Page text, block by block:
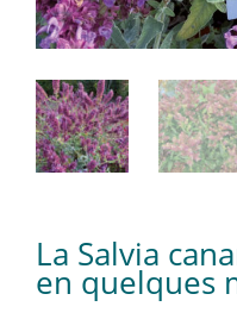
La Salvia
en quelques